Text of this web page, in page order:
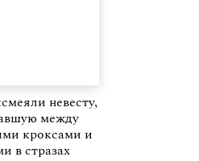
невесту,
между
кроксами и
в стразах